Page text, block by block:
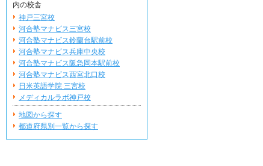
内の校舎
神戸三宮校
河合塾マナビス三宮校
河合塾マナビス鈴蘭台駅前校
河合塾マナビス兵庫中央校
河合塾マナビス阪急岡本駅前校
河合塾マナビス西宮北口校
日米英語学院 三宮校
メディカルラボ神戸校
地図から探す
都道府県別一覧から探す